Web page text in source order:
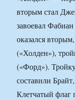
вторым стал
завоевал
оказался
(«Холден»),
(«Форд»).
составили
Клетчатый флаг